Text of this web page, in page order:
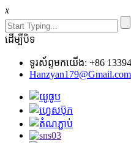
x
ដើម្បីបិទ
ទូរស័ព្ទមកយើង: +86
Hanzyan179@Gmail.com